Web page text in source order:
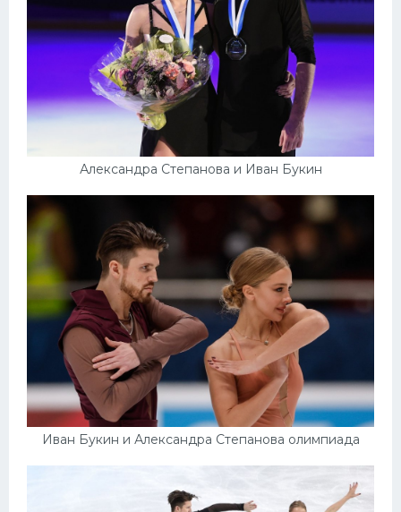
Александра Степанова и Иван Букин
Иван Букин и Александра Степанова олимпиада